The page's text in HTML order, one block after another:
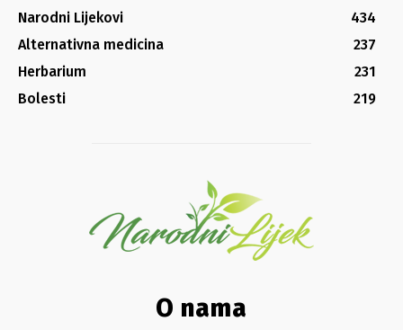
Narodni Lijekovi
434
Alternativna medicina
237
Herbarium
231
Bolesti
219
O nama